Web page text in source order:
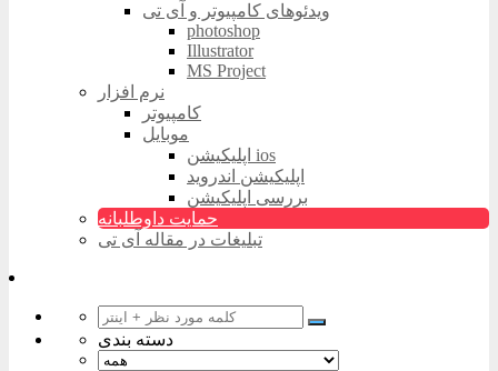
ویدئوهای کامپیوتر و آی تی
photoshop
Illustrator
MS Project
نرم افزار
کامپیوتر
موبایل
اپلیکیشن ios
اپلیکیشن اندروید
بررسی اپلیکیشن
حمایت داوطلبانه
تبلیغات در مقاله آی تی
دسته بندی